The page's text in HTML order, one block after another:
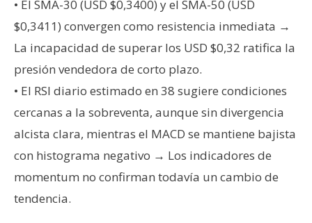
• El SMA-30 (USD $0,3400) y el SMA-50 (USD
$0,3411) convergen como resistencia inmediata →
La incapacidad de superar los USD $0,32 ratifica la
presión vendedora de corto plazo.
• El RSI diario estimado en 38 sugiere condiciones
cercanas a la sobreventa, aunque sin divergencia
alcista clara, mientras el MACD se mantiene bajista
con histograma negativo → Los indicadores de
momentum no confirman todavía un cambio de
tendencia.